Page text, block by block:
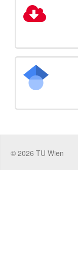
© 2026 TU Wien